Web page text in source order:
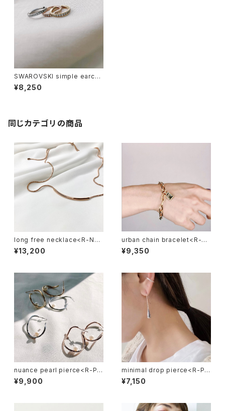
SWAROVSKI simple earcuf
f<R-CU001>
¥8,250
同じカテゴリの商品
long free necklace<R-NE0
21>
¥13,200
urban chain bracelet<R-BR
031>
¥9,350
nuance pearl pierce<R-PI0
67>
¥9,900
minimal drop pierce<R-PI0
64>
¥7,150